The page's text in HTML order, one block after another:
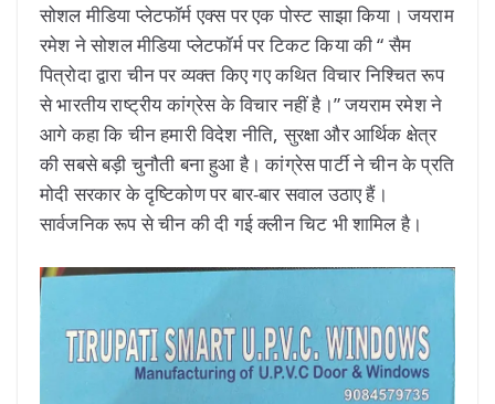
सोशल मीडिया प्लेटफॉर्म एक्स पर एक पोस्ट साझा किया। जयराम
रमेश ने सोशल मीडिया प्लेटफॉर्म पर टिकट किया की “ सैम
पित्रोदा द्वारा चीन पर व्यक्त किए गए कथित विचार निश्चित रूप
से भारतीय राष्ट्रीय कांग्रेस के विचार नहीं है।” जयराम रमेश ने
आगे कहा कि चीन हमारी विदेश नीति, सुरक्षा और आर्थिक क्षेत्र
की सबसे बड़ी चुनौती बना हुआ है। कांग्रेस पार्टी ने चीन के प्रति
मोदी सरकार के दृष्टिकोण पर बार-बार सवाल उठाए हैं।
सार्वजनिक रूप से चीन की दी गई क्लीन चिट भी शामिल है।